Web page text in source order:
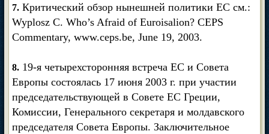
7. Критический обзор нынешней политики ЕС см.:
Wyplosz С. Who’s Afraid of Euroisalion? CEPS
Commentary, www.ceps.be, June 19, 2003.
8. 19-я четырехсторонняя встреча EC и Совета
Европы состоялась 17 июня 2003 г. при участии
председательствующей в Совете ЕС Греции,
Комиссии, Генерального секретаря и молдавского
председателя Совета Европы. Заключительное